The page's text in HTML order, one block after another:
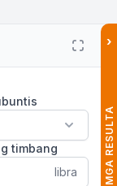
Widget
timbang
libra
›
MGA RESULTA